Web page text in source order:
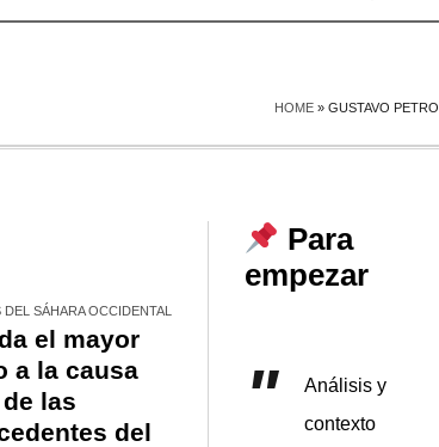
HOME » GUSTAVO PETRO
SÁHARA OCCIDENTAL
el mayor
a la causa
las
del
Para
empezar
Análisis y
contexto